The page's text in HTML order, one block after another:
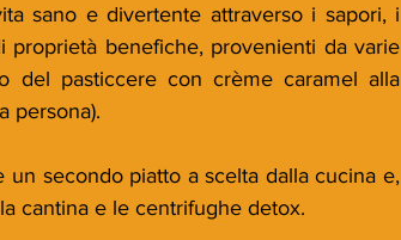
sano e divertente attraverso i sapori, i
benefiche, provenienti da varie
del pasticcere con crème caramel alla
persona).
secondo piatto a scelta dalla cucina e,
cantina e le centrifughe detox.